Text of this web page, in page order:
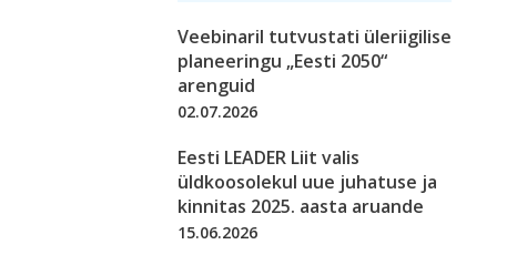
Veebinaril tutvustati üleriigilise
planeeringu „Eesti 2050“
arenguid
02.07.2026
Eesti LEADER Liit valis
üldkoosolekul uue juhatuse ja
kinnitas 2025. aasta aruande
15.06.2026